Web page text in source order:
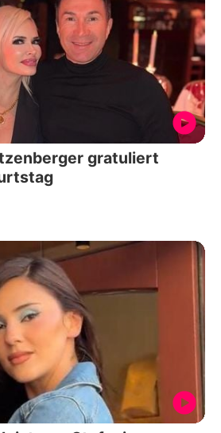
gratuliert